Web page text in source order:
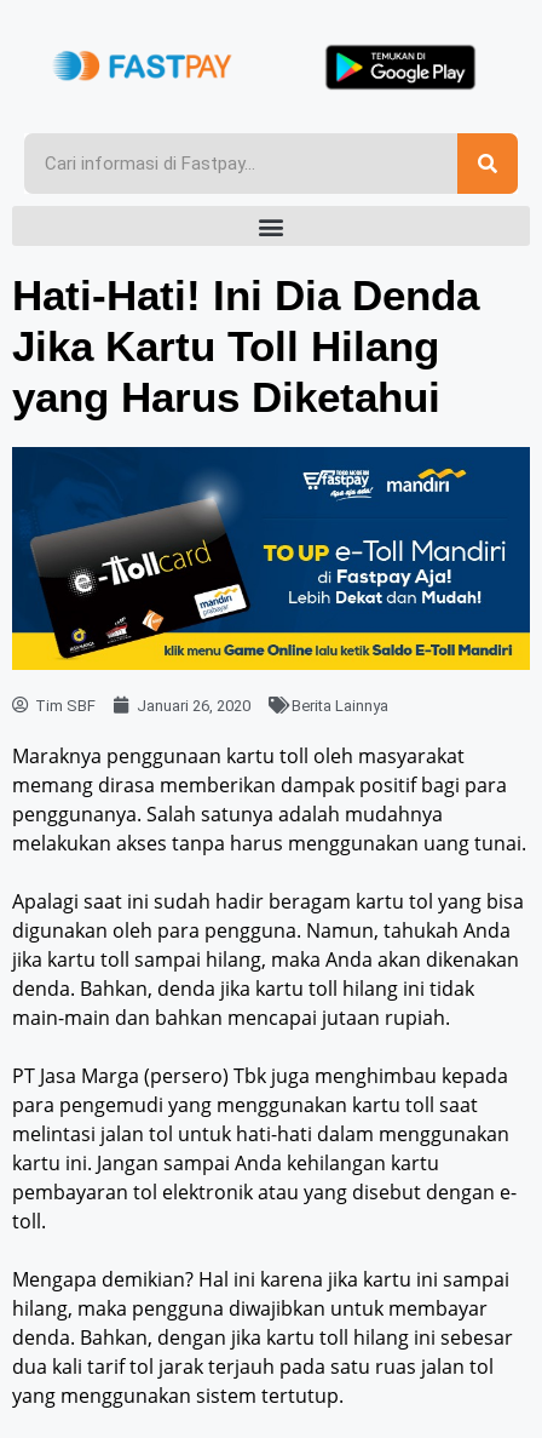
Hati-Hati! Ini Dia Denda
Jika Kartu Toll Hilang
yang Harus Diketahui
Tim SBF Januari 26, 2020 Berita Lainnya
Maraknya penggunaan kartu toll oleh masyarakat
memang dirasa memberikan dampak positif bagi para
penggunanya. Salah satunya adalah mudahnya
melakukan akses tanpa harus menggunakan uang tunai.
Apalagi saat ini sudah hadir beragam kartu tol yang bisa
digunakan oleh para pengguna. Namun, tahukah Anda
jika kartu toll sampai hilang, maka Anda akan dikenakan
denda. Bahkan, denda jika kartu toll hilang ini tidak
main-main dan bahkan mencapai jutaan rupiah.
PT Jasa Marga (persero) Tbk juga menghimbau kepada
para pengemudi yang menggunakan kartu toll saat
melintasi jalan tol untuk hati-hati dalam menggunakan
kartu ini. Jangan sampai Anda kehilangan kartu
pembayaran tol elektronik atau yang disebut dengan e-
toll.
Mengapa demikian? Hal ini karena jika kartu ini sampai
hilang, maka pengguna diwajibkan untuk membayar
denda. Bahkan, dengan jika kartu toll hilang ini sebesar
dua kali tarif tol jarak terjauh pada satu ruas jalan tol
yang menggunakan sistem tertutup.